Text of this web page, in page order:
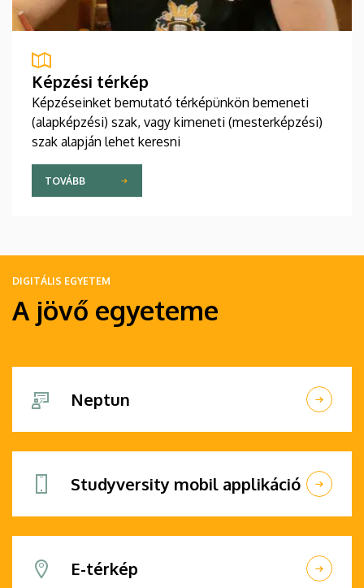
Képzési térkép
Képzéseinket bemutató térképünkön bemeneti
(alapképzési) szak, vagy kimeneti (mesterképzési)
szak alapján lehet keresni
TOVÁBB
DIGITÁLIS EGYETEM
A jövő egyeteme
Neptun
Studyversity mobil applikáció
E-térkép